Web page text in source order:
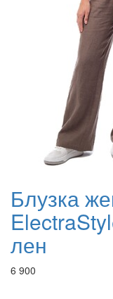
Блузка
лен
6 900